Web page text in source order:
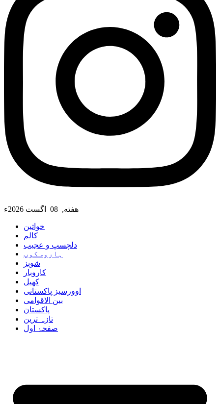
هفته, 08 اگست 2026ء
خواتین
کالم
دلچسپ و عجیب
ہاروسکوپ
شوبز
کاروبار
کھیل
اوورسیز پاکستانی
بین الاقوامی
پاکستان
تازہ ترین
صفحۂ اول